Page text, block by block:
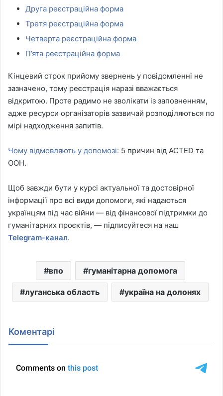
Друга реєстраційна форма
Третя реєстраційна форма
Четверта реєстраційна форма
П’ята реєстраційна форма
Кінцевий строк прийому звернень у повідомленні не
зазначено, тому реєстрація наразі вважається
відкритою. Проте радимо не зволікати із заповненням,
адже ресурси організаторів зазвичай розподіляються по
мірі надходження запитів.
Чому відмовляють у допомозі: 5 причин від ACTED та
ООН.
Щоб завжди бути у курсі актуальної та достовірної
інформації про всі види допомоги, які надаються
українцям під час війни — від фінансової підтримки до
гуманітарних проєктів, — підписуйтеся на наш
Telegram-канал.
впо гуманітарна допомога
луганська область україна на долонях
Коментарі